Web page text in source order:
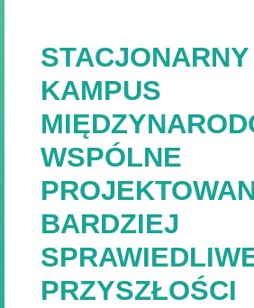
STACJONARNY
KAMPUS
WSPÓLNE
BARDZIEJ
PRZYSZŁOŚCI